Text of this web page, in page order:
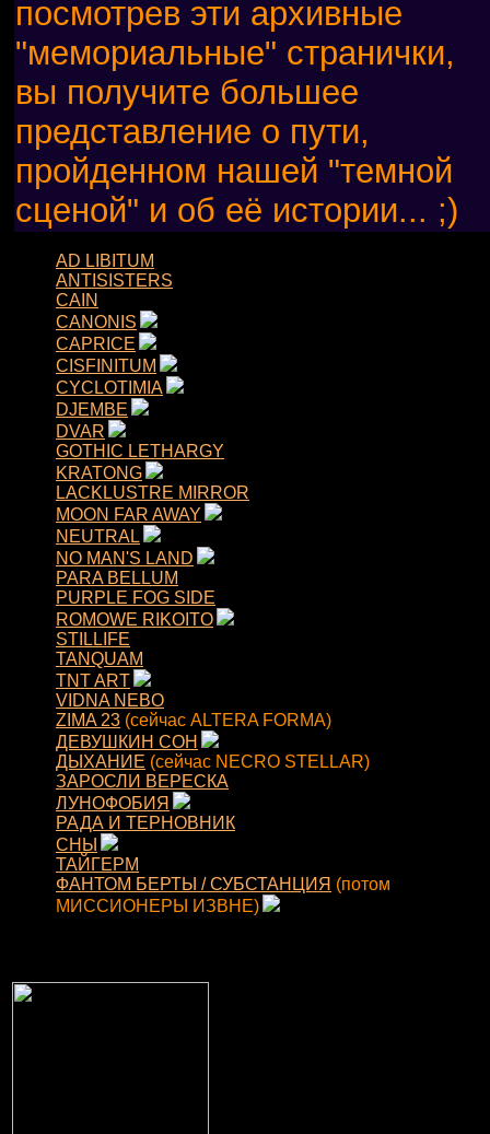
посмотрев эти архивные
"мемориальные" странички,
вы получите большее
представление о пути,
пройденном нашей "темной
сценой" и об её истории... ;)
AD LIBITUM
ANTISISTERS
CAIN
CANONIS
CAPRICE
CISFINITUM
CYCLOTIMIA
DJEMBE
DVAR
GOTHIC LETHARGY
KRATONG
LACKLUSTRE MIRROR
MOON FAR AWAY
NEUTRAL
NO MAN'S LAND
PARA BELLUM
PURPLE FOG SIDE
ROMOWE RIKOITO
STILLIFE
TANQUAM
TNT ART
VIDNA NEBO
ZIMA 23 (сейчас ALTERA FORMA)
ДЕВУШКИН СОН
ДЫХАНИЕ (сейчас NECRO STELLAR)
ЗАРОСЛИ ВЕРЕСКА
ЛУНОФОБИЯ
РАДА И ТЕРНОВНИК
СНЫ
ТАЙГЕРМ
ФАНТОМ БЕРТЫ / СУБСТАНЦИЯ (потом
МИССИОНЕРЫ ИЗВНЕ)